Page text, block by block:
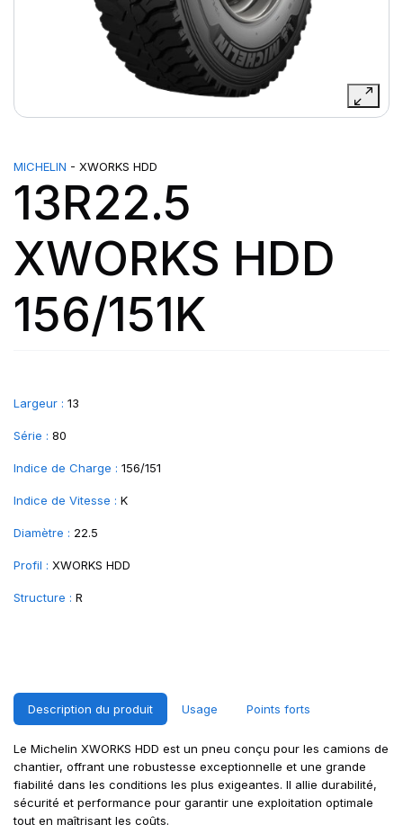
MICHELIN - XWORKS HDD
13R22.5
XWORKS HDD
156/151K
Largeur : 13
Série : 80
Indice de Charge : 156/151
Indice de Vitesse : K
Diamètre : 22.5
Profil : XWORKS HDD
Structure : R
Description du produit Usage Points forts
Le Michelin XWORKS HDD est un pneu conçu pour les camions de
chantier, offrant une robustesse exceptionnelle et une grande
fiabilité dans les conditions les plus exigeantes. Il allie durabilité,
sécurité et performance pour garantir une exploitation optimale
tout en maîtrisant les coûts.